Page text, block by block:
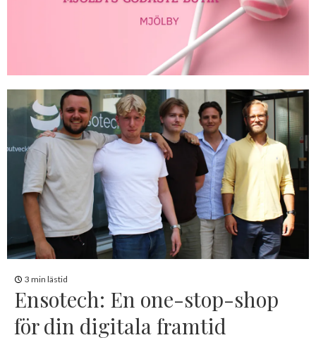
3 min lästid
Ensotech: En one-stop-shop
för din digitala framtid